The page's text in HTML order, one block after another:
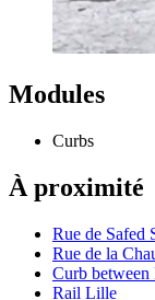
Modules
Curbs
À proximité
Rue de Safed
Rue de la
Curb between
Rail Lille